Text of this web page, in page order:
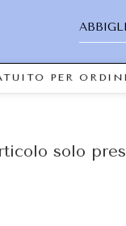
PER
solo